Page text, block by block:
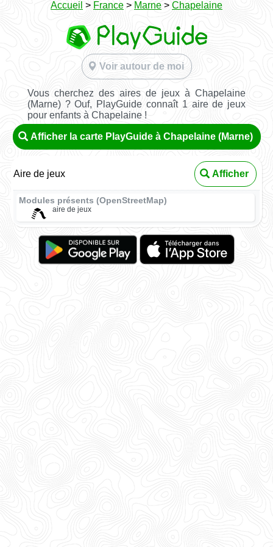
Accueil > France > Marne > Chapelaine
Voir autour de moi
Vous cherchez des aires de jeux à Chapelaine
(Marne) ? Ouf, PlayGuide connaît 1 aire de jeux
pour enfants à Chapelaine !
Afficher la carte PlayGuide à Chapelaine (Marne)
Aire de jeux Afficher
Modules présents (OpenStreetMap)
aire de jeux